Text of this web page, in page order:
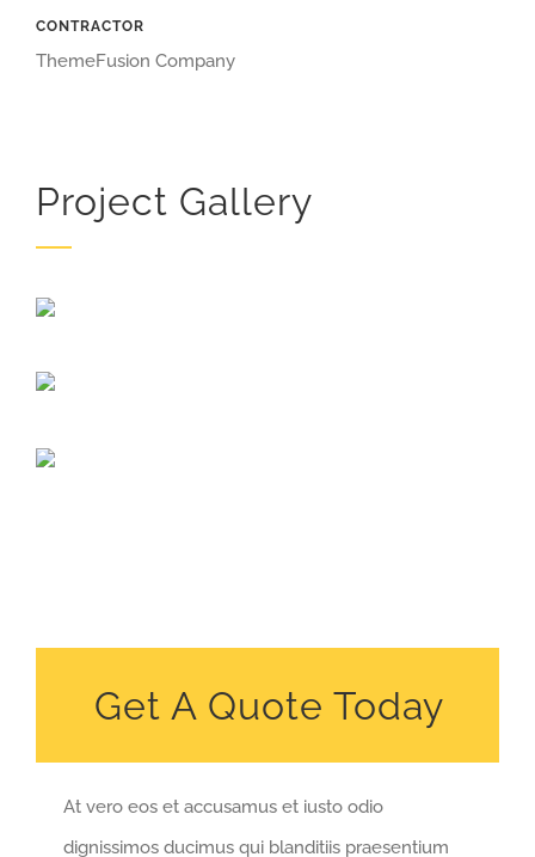
CONTRACTOR
ThemeFusion Company
Project Gallery
Get A Quote Today
At vero eos et accusamus et iusto odio
dignissimos ducimus qui blanditiis praesentium